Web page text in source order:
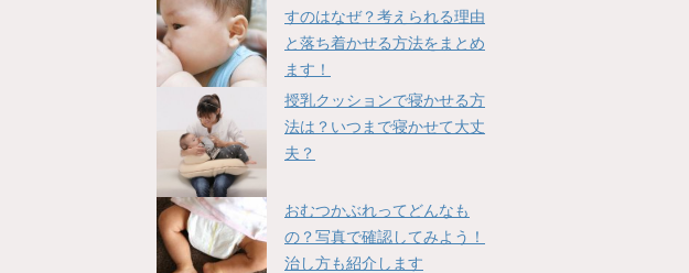
すのはなぜ？考えられる理由
と落ち着かせる方法をまとめ
ます！
授乳クッションで寝かせる方
法は？いつまで寝かせて大丈
夫？
おむつかぶれってどんなも
の？写真で確認してみよう！
治し方も紹介します